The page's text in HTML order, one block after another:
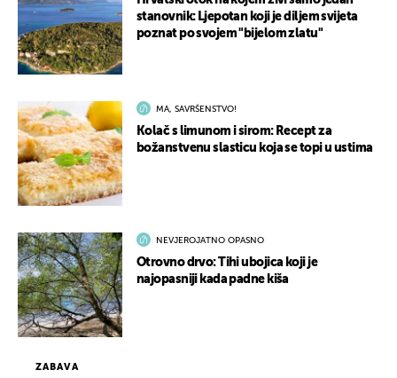
ZABAVA
stanovnik: Ljepotan koji je diljem svijeta
poznat po svojem "bijelom zlatu"
MA, SAVRŠENSTVO!
Kolač s limunom i sirom: Recept za
božanstvenu slasticu koja se topi u ustima
NEVJEROJATNO OPASNO
Otrovno drvo: Tihi ubojica koji je
najopasniji kada padne kiša